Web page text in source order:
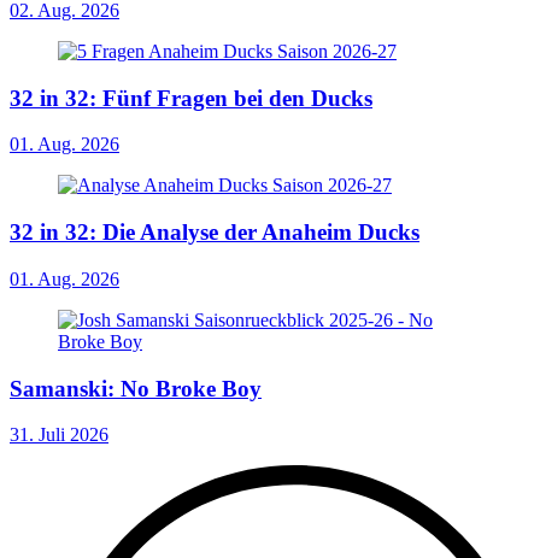
02. Aug. 2026
32 in 32: Fünf Fragen bei den Ducks
01. Aug. 2026
32 in 32: Die Analyse der Anaheim Ducks
01. Aug. 2026
Samanski: No Broke Boy
31. Juli 2026